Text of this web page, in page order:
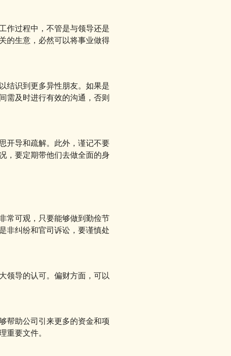
作过程中，不管是与领导还是
的生意，必然可以将事业做得
结识到更多异性朋友。如果是
需及时进行有效的沟通，否则
开导和疏解。此外，谨记不要
，要定期带他们去做全面的身
常可观，只要能够做到勤俭节
非纠纷和官司诉讼，要谨慎处
领导的认可。偏财方面，可以
帮助公司引来更多的资金和项
重要文件。